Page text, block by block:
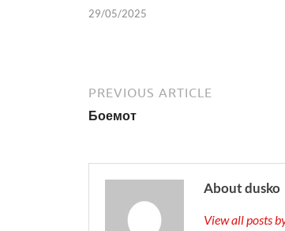
29/05/2025
PREVIOUS ARTICLE
Боемот
About dusko
View all posts